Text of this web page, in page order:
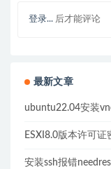
登录... 后才能评论
最新文章
ubuntu22.04安装
ESXI8.0版本许可证
安装ssh报错